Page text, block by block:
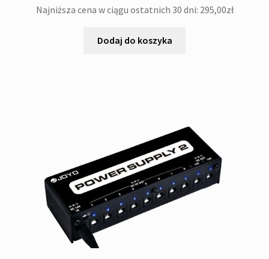
Najniższa cena w ciągu ostatnich 30 dni: 295,00zł
Dodaj do koszyka